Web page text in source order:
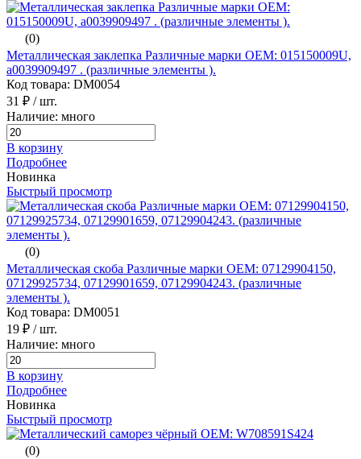
(0)
Металлическая заклепка Различные марки ОЕМ: 015150009U,
a0039909497 . (различные элементы ).
Код товара: DM0054
31 ₽ / шт.
Наличие: много
В корзину
Подробнее
Новинка
Быстрый просмотр
(0)
Металлическая скоба Различные марки ОЕМ: 07129904150,
07129925734, 07129901659, 07129904243. (различные
элементы ).
Код товара: DM0051
19 ₽ / шт.
Наличие: много
В корзину
Подробнее
Новинка
Быстрый просмотр
(0)